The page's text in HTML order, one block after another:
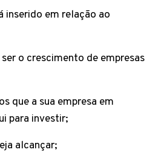
inserido em relação ao
o crescimento de empresas
que a sua empresa em
para investir;
alcançar;